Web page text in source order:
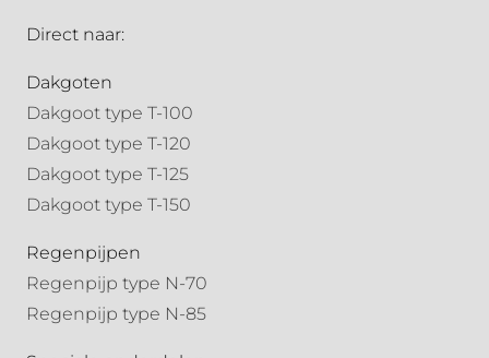
Direct naar:
Dakgoten
Dakgoot type T-100
Dakgoot type T-120
Dakgoot type T-125
Dakgoot type T-150
Regenpijpen
Regenpijp type N-70
Regenpijp type N-85